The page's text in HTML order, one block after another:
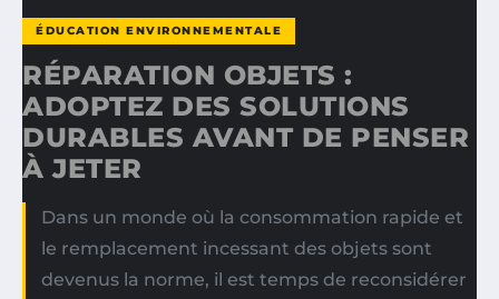
ÉDUCATION ENVIRONNEMENTALE
RÉPARATION OBJETS :
ADOPTEZ DES SOLUTIONS
DURABLES AVANT DE PENSER
À JETER
Dans un monde où la consommation rapide et
le remplacement incessant des objets sont
devenus la norme, il est temps de reconsidérer